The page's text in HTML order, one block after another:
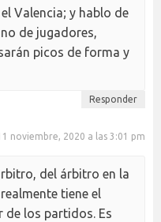
Valencia; y hablo de
de jugadores,
picos de forma y
Responder
noviembre, 2020 a las 3:01 pm
del árbitro en la
tiene el
de los partidos. Es